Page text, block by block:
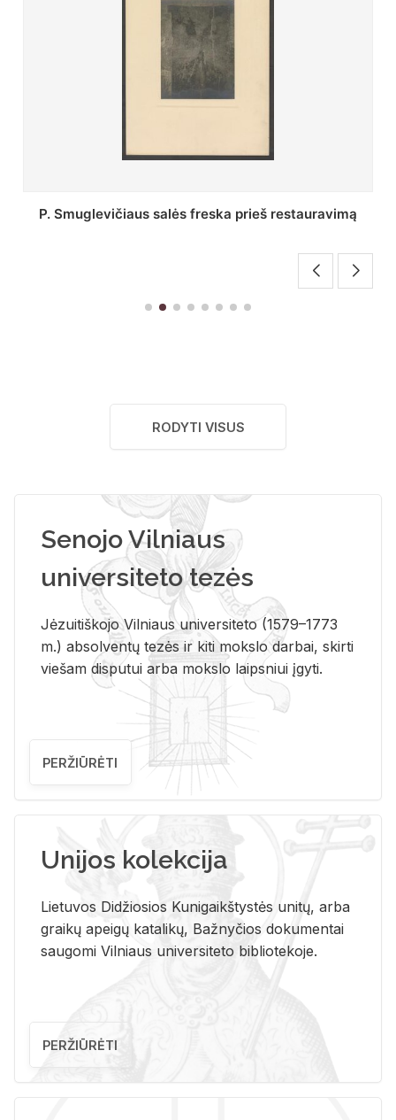
Stepono Batoro universiteto bibliotekos Profesorių
RODYTI VISUS
Senojo Vilniaus
universiteto tezės
Jėzuitiškojo Vilniaus universiteto (1579–1773
m.) absolventų tezės ir kiti mokslo darbai, skirti
viešam disputui arba mokslo laipsniui įgyti.
PERŽIŪRĖTI
Unijos kolekcija
Lietuvos Didžiosios Kunigaikštystės unitų, arba
graikų apeigų katalikų, Bažnyčios dokumentai
saugomi Vilniaus universiteto bibliotekoje.
PERŽIŪRĖTI